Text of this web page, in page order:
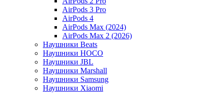
AirPods 3 Pro
AirPods 4
AirPods Max (2024)
AirPods Max 2 (2026)
Наушники Beats
Наушники HOCO
Наушники JBL
Наушники Marshall
Наушники Samsung
Наушники Xiaomi